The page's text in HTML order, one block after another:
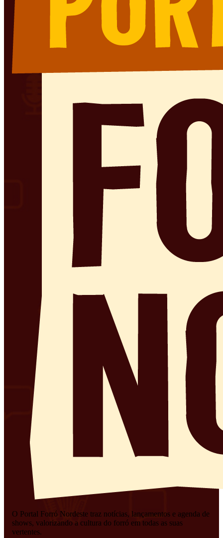
O Portal Forró Nordeste traz notícias, lançamentos e agenda de
shows, valorizando a cultura do forró em todas as suas
vertentes.